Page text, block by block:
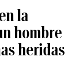
la
hombre
heridas